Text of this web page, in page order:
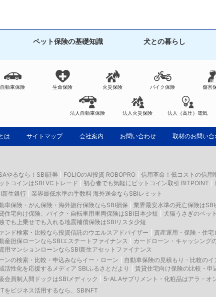
ペット保険の基礎知識 犬との暮らし
自動車保険 生命保険 火災保険 バイク保険 傷害
法人自動車保険 法人火災保険 法人（高圧）電気
は サイトマップ 会社案内 お問い合わせ 取材のお問い合
やるなら！SBI証券 FOLIOのAI投資 ROBOPRO 信用革命！低コストの信用
トコインはSBI VCトレード
初心者でも気軽にビットコイン取引 BITPOINT
新生銀行 業界最低水準の手数料 海外送金ならSBIレミット
車保険・がん保険・海外旅行保険ならSBI損保 業界最安水準の死亡保険は
住宅向け保険、バイク・自転車用車両保険はSBI日本少短
犬猫うさぎのペッ
でも上乗せでも入れる地震補償保険はSBIリスタ少短
ンド検索・比較なら投資信託のウエルスアドバイザー 資産運用・保険・住
産担保ローンならSBIエステートファイナンス
カードローン・キャッシング
用マンションローンならSBI新生アセットファイナンス
ンの検索・比較・申込みならイー・ローン 自動車保険の見積もり・比較のイ
活性化を応援するメディア SBIふるさとだより
賃貸住宅向け保険の比較・申
会員制人間ドックはSBIメディック 5-ALAサプリメント・化粧品はアラ・オ
をビジネス活用するなら、SBINFT